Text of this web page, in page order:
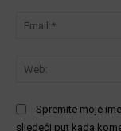
Spremite moje
sljedeći put kada